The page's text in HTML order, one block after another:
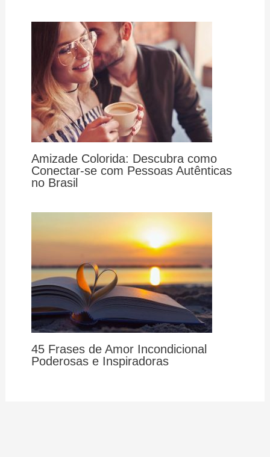
Amizade Colorida: Descubra como
Conectar-se com Pessoas Autênticas
no Brasil
45 Frases de Amor Incondicional
Poderosas e Inspiradoras